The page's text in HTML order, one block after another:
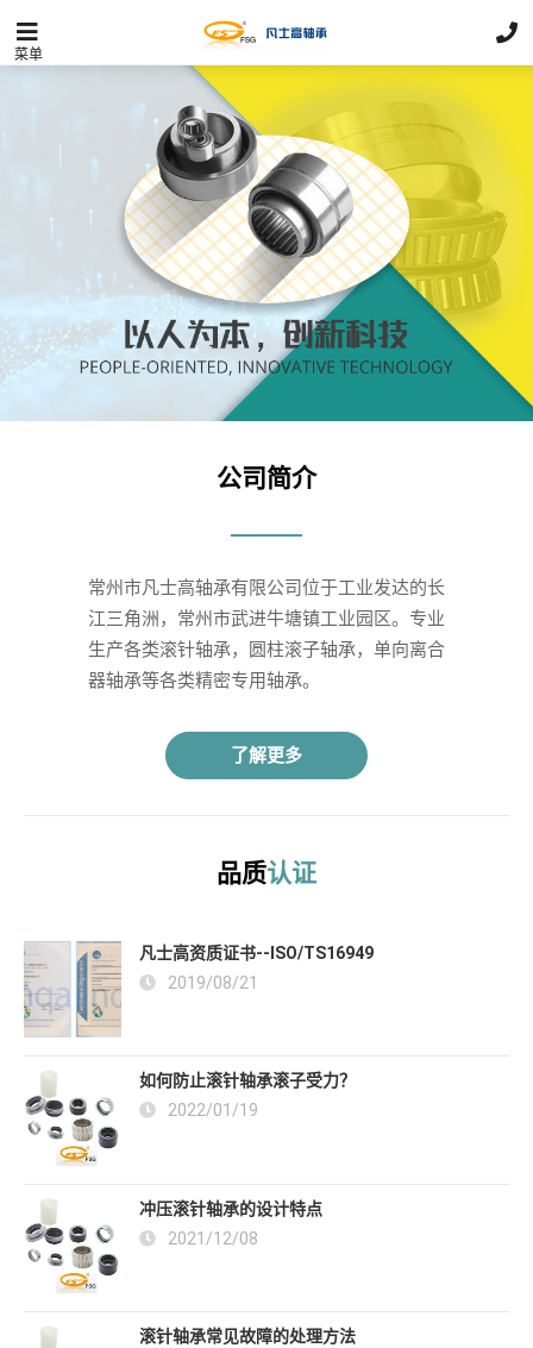
菜单
公司简介
常州市凡士高轴承有限公司位于工业发达的长
江三角洲，常州市武进牛塘镇工业园区。专业
生产各类滚针轴承，圆柱滚子轴承，单向离合
器轴承等各类精密专用轴承。
了解更多
品质认证
凡士高资质证书--ISO/TS16949
2019/08/21
如何防止滚针轴承滚子受力？
2022/01/19
冲压滚针轴承的设计特点
2021/12/08
滚针轴承常见故障的处理方法